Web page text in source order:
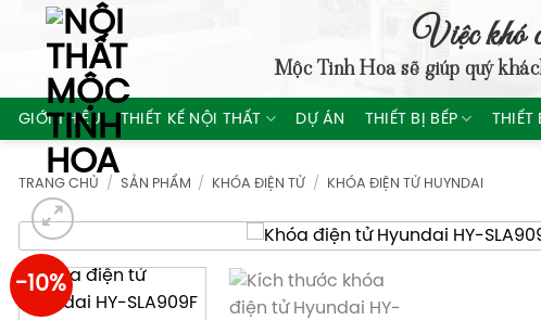
content
Việc khó
Mộc Tinh Hoasẽ giúp quý
GIỚI THIỆU THIẾT KẾ NỘI THẤT DỰ ÁN THIẾT BỊ BẾP THIẾT
TRANG CHỦ / SẢN PHẨM / KHÓA ĐIỆN TỬ / KHÓA ĐIỆN TỬ HUYNDAI
-10%